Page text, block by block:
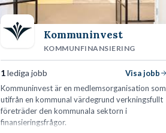
Kommuninvest
KOMMUNFINANSIERING
1lediga jobb
Visa jobb
Kommuninvest är en medlemsorganisation som
utifrån en kommunal värdegrund verkningsfullt
företräder den kommunala sektorn i
finansieringsfrågor.